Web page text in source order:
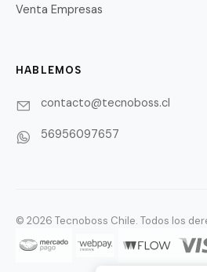
Venta Empresas
HABLEMOS
contacto@tecnoboss.cl
56956097657
© 2026 Tecnoboss Chile. Todos los